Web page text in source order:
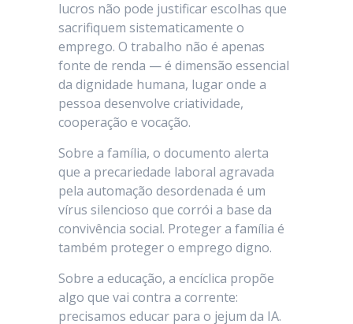
lucros não pode justificar escolhas que
sacrifiquem sistematicamente o
emprego. O trabalho não é apenas
fonte de renda — é dimensão essencial
da dignidade humana, lugar onde a
pessoa desenvolve criatividade,
cooperação e vocação.
Sobre a família, o documento alerta
que a precariedade laboral agravada
pela automação desordenada é um
vírus silencioso que corrói a base da
convivência social. Proteger a família é
também proteger o emprego digno.
Sobre a educação, a encíclica propõe
algo que vai contra a corrente:
precisamos educar para o jejum da IA.